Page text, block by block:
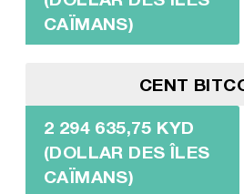
CAÏMANS)
CENT
2 294 635,75 KYD
(DOLLAR DES ÎLES
CAÏMANS)